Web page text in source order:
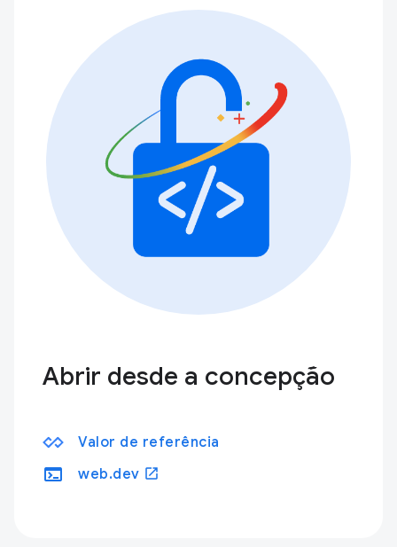
Abrir desde a concepção
Valor de referência
terminal web.dev open_in_new